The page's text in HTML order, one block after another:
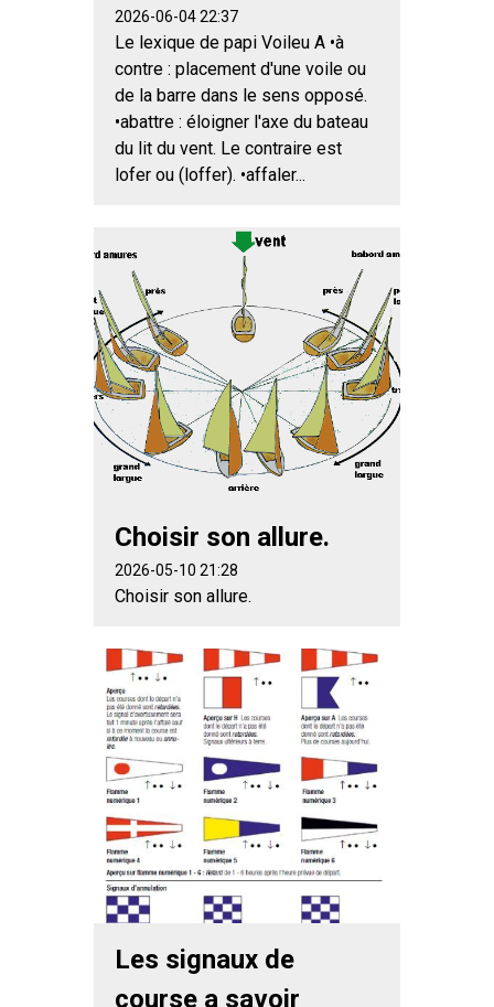
2026-06-04 22:37
Le lexique de papi Voileu A •à
contre : placement d'une voile ou
de la barre dans le sens opposé.
•abattre : éloigner l'axe du bateau
du lit du vent. Le contraire est
lofer ou (loffer). •affaler...
Choisir son allure.
2026-05-10 21:28
Choisir son allure.
Les signaux de
course a savoir